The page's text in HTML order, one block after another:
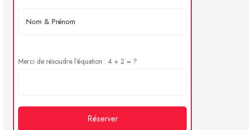
Merci de résoudre l'équation : 4 + 2 = ?
Réserver